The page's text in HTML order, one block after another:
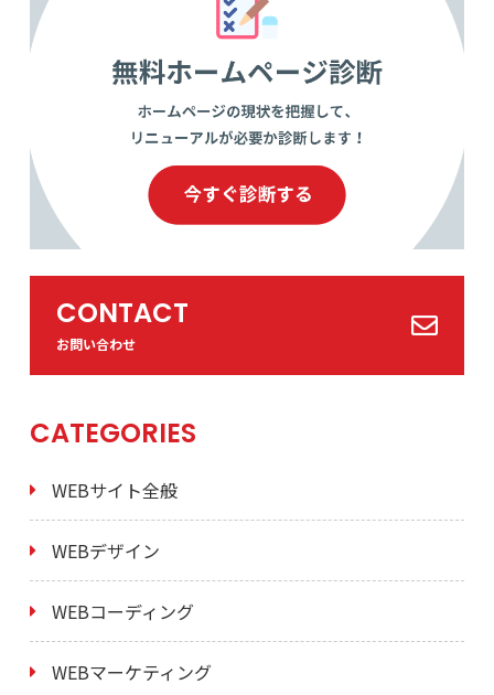
CONTACT
お問い合わせ
CATEGORIES
WEBサイト全般
WEBデザイン
WEBコーディング
WEBマーケティング